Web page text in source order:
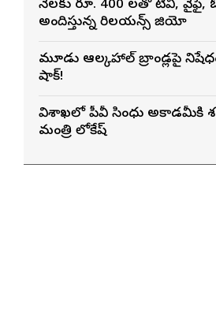
నెలకు రూ. 400 లతో టీవీ, వైఫై,
అందిస్తున్న రిలయన్స్ జియో
మూడు ఆల్కహాల్ బ్రాండ్లపై
షాక్!
విశాఖలో పీవీ సింధు అకాడమీకి
మంత్రి లోకేష్